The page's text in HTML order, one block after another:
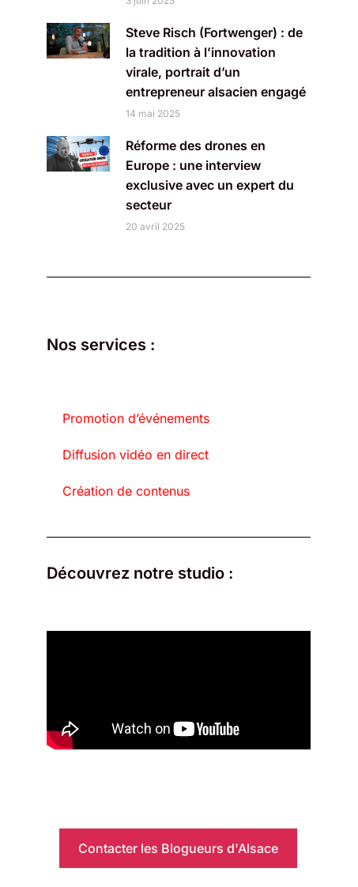
Steve Risch (Fortwenger) : de
la tradition à l’innovation
virale, portrait d’un
entrepreneur alsacien engagé
14 mai 2025
Réforme des drones en
Europe : une interview
exclusive avec un expert du
secteur
20 avril 2025
Nos services :
Promotion d’événements
Diffusion vidéo en direct
Création de contenus
Découvrez notre studio :
Contacter les Blogueurs d'Alsace